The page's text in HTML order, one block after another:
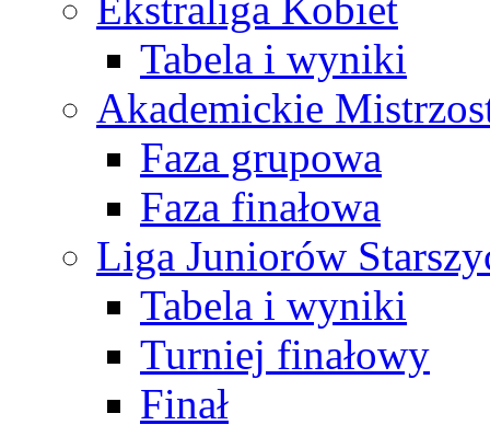
Tabela i wyniki
Akademickie
Faza grupowa
Faza finałowa
Liga Juniorów
Tabela i wyniki
Turniej finałowy
Finał